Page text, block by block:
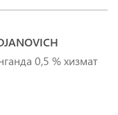
0,5 % хизмат